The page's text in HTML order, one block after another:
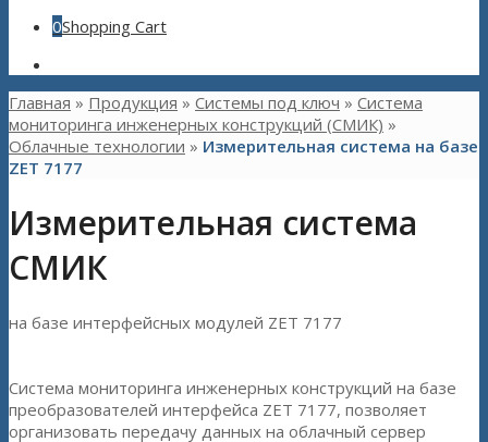
0Shopping Cart
Главная » Продукция » Системы под ключ » Система
мониторинга инженерных конструкций (СМИК) »
Облачные технологии » Измерительная система на базе
ZET 7177
Измерительная система
СМИК
на базе интерфейсных модулей ZET 7177
Система мониторинга инженерных конструкций на базе
преобразователей интерфейса ZET 7177, позволяет
организовать передачу данных на облачный сервер